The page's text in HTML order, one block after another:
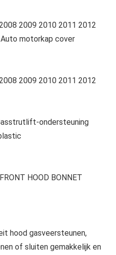
2009 2010 2011 2012
motorkap cover
2009 2010 2011 2012
ondersteuning
HOOD BONNET
hood gasveersteunen,
of sluiten gemakkelijk en